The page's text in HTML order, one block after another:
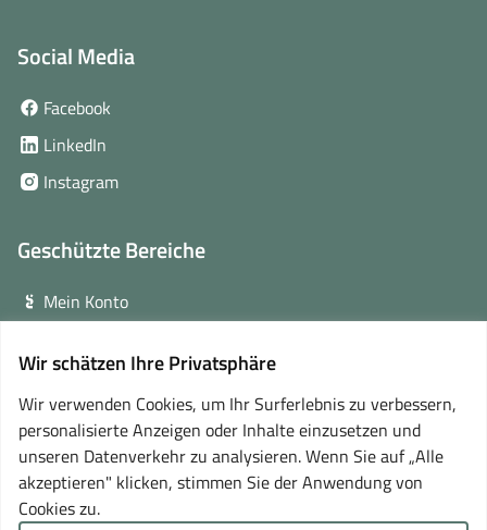
Wir schätzen Ihre Privatsphäre
Wir verwenden Cookies, um Ihr Surferlebnis zu verbessern,
personalisierte Anzeigen oder Inhalte einzusetzen und
unseren Datenverkehr zu analysieren. Wenn Sie auf „Alle
akzeptieren" klicken, stimmen Sie der Anwendung von
Cookies zu.
Social Media
Facebook
Fenster)
LinkedIn
neuem
Instagram(öffnet
Fenster)
Geschützte Bereiche
Mein Konto
Online-Lernplattform(öffnet
in
neuem
Fenster)
Partner